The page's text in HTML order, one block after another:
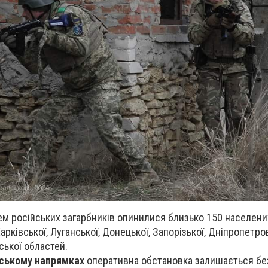
російських загарбників опинилися близько 150
Луганської, Донецької, Запорізької,
областей.
напрямках оперативна обстановка залишається